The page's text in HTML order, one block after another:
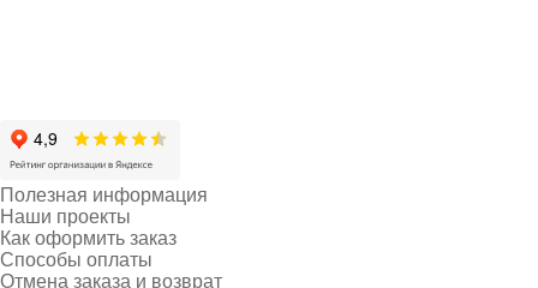
Полезная информация
Наши проекты
Как оформить заказ
Способы оплаты
Отмена заказа и возврат